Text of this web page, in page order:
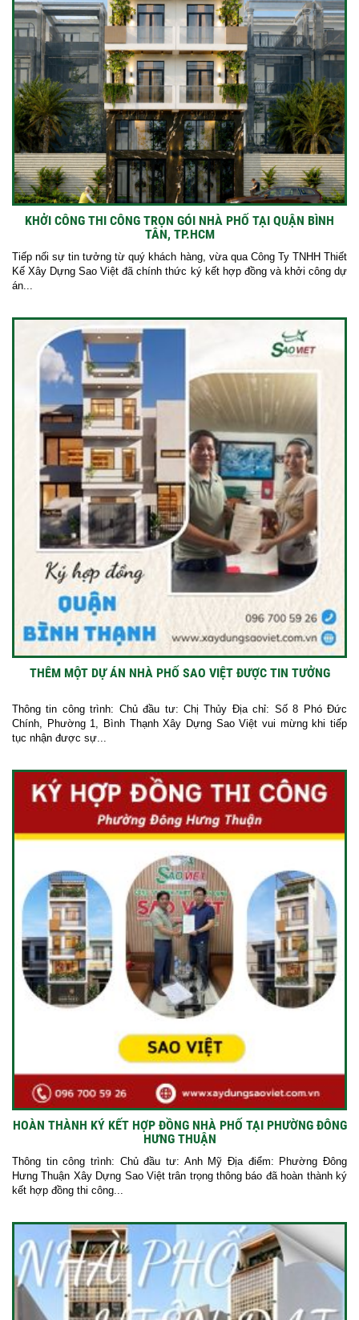
KHỞI CÔNG THI CÔNG TRỌN GÓI NHÀ PHỐ TẠI QUẬN BÌNH
TÂN, TP.HCM
Tiếp nối sự tin tưởng từ quý khách hàng, vừa qua Công Ty TNHH Thiết
Kế Xây Dựng Sao Việt đã chính thức ký kết hợp đồng và khởi công dự
án...
THÊM MỘT DỰ ÁN NHÀ PHỐ SAO VIỆT ĐƯỢC TIN TƯỞNG
Thông tin công trình: Chủ đầu tư: Chị Thủy Địa chỉ: Số 8 Phó Đức
Chính, Phường 1, Bình Thạnh Xây Dựng Sao Việt vui mừng khi tiếp
tục nhận được sự...
HOÀN THÀNH KÝ KẾT HỢP ĐỒNG NHÀ PHỐ TẠI PHƯỜNG ĐÔNG
HƯNG THUẬN
Thông tin công trình: Chủ đầu tư: Anh Mỹ Địa điểm: Phường Đông
Hưng Thuận Xây Dựng Sao Việt trân trọng thông báo đã hoàn thành ký
kết hợp đồng thi công...